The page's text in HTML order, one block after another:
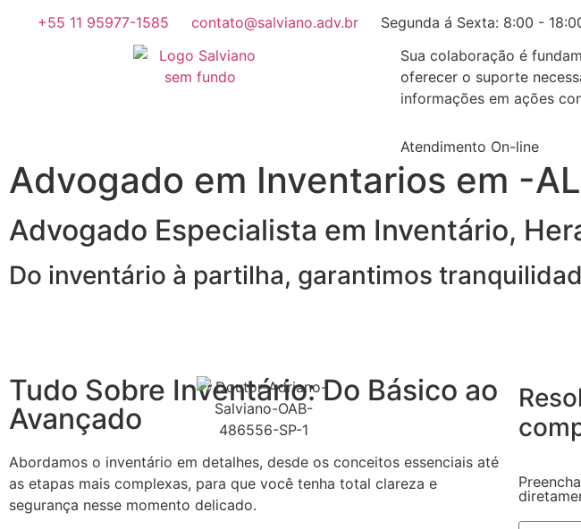
+55 11 95977-1585 contato@salviano.adv.br
Segunda á Sexta: 8:00 -
Sua colaboração é
oferecer o suporte
informações em ações
Atendimento On-line
Advogado em Inventarios em -
Advogado Especialista em Inventário,
Do inventário à partilha, garantimos
Tudo Sobre Inventário: Do Básico ao
Avançado
Abordamos o inventário em detalhes, desde os conceitos essenciais até
as etapas mais complexas, para que você tenha total clareza e
segurança nesse momento delicado.